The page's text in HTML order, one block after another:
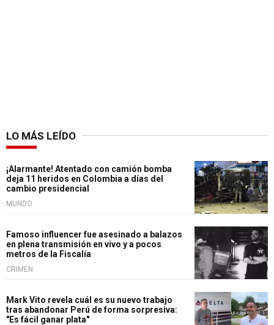
LO MÁS LEÍDO
¡Alarmante! Atentado con camión bomba
deja 11 heridos en Colombia a días del
cambio presidencial
MUNDO
Famoso influencer fue asesinado a balazos
en plena transmisión en vivo y a pocos
metros de la Fiscalía
CRIMEN
Mark Vito revela cuál es su nuevo trabajo
tras abandonar Perú de forma sorpresiva:
"Es fácil ganar plata"